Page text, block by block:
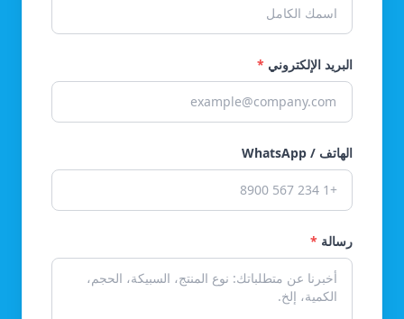
البريد الإلكتروني *
الهاتف / WhatsApp
رسالة *